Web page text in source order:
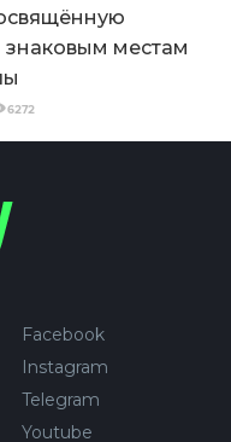
местам
6272
Facebook
Instagram
Telegram
Youtube